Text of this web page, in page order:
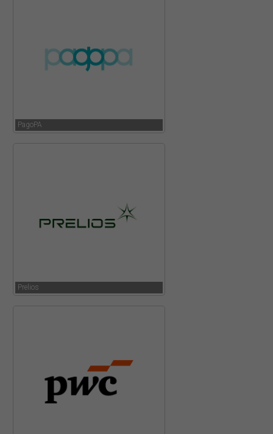
PagoPA
Prelios